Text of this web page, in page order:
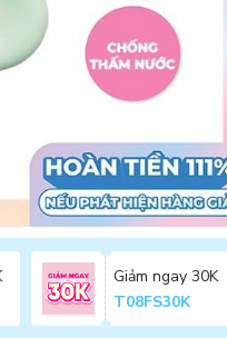
Giảm ngay 30K
T08FS30K